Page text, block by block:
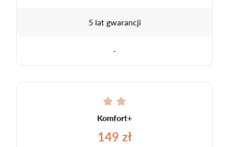
5 lat gwarancji
-
Komfort+
149 zł